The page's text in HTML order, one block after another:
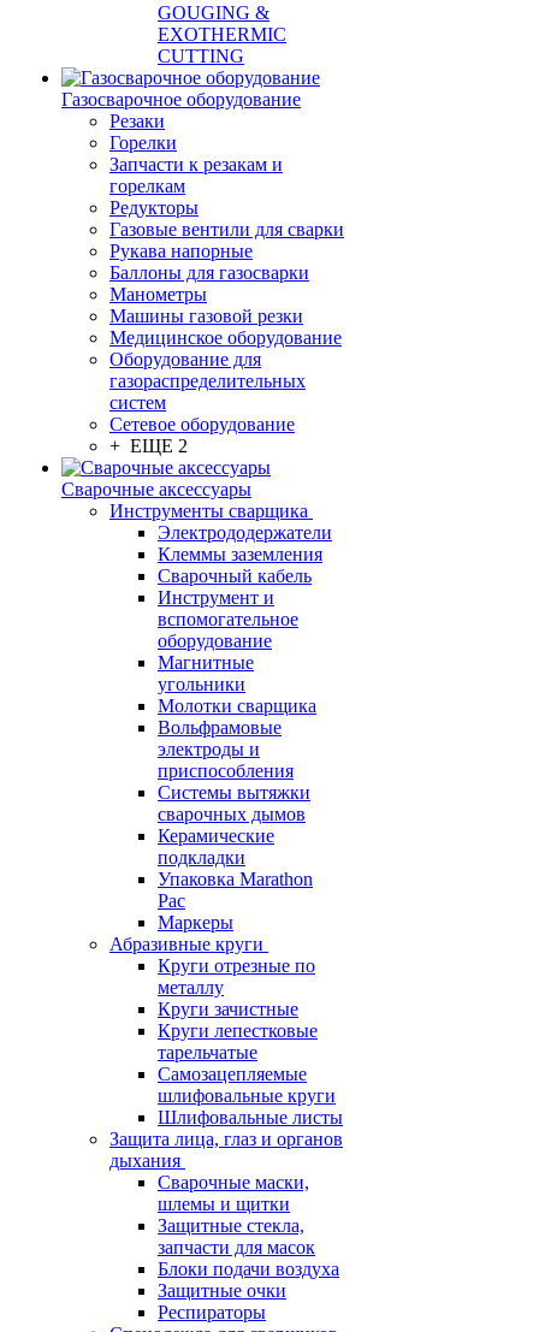
GOUGING &
EXOTHERMIC
CUTTING
Газосварочное оборудование
Резаки
Горелки
Запчасти к резакам и
горелкам
Редукторы
Газовые вентили для сварки
Рукава напорные
Баллоны для газосварки
Манометры
Машины газовой резки
Медицинское оборудование
Оборудование для
газораспределительных
систем
Сетевое оборудование
+ ЕЩЕ 2
Сварочные аксессуары
Инструменты сварщика
Электрододержатели
Клеммы заземления
Сварочный кабель
Инструмент и
вспомогательное
оборудование
Магнитные
угольники
Молотки сварщика
Вольфрамовые
электроды и
приспособления
Системы вытяжки
сварочных дымов
Керамические
подкладки
Упаковка Marathon
Pac
Маркеры
Абразивные круги
Круги отрезные по
металлу
Круги зачистные
Круги лепестковые
тарельчатые
Самозацепляемые
шлифовальные круги
Шлифовальные листы
Защита лица, глаз и органов
дыхания
Сварочные маски,
шлемы и щитки
Защитные стекла,
запчасти для масок
Блоки подачи воздуха
Защитные очки
Респираторы